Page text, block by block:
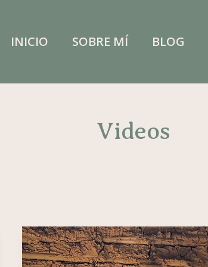
INICIO SOBRE MÍ BLOG
Videos